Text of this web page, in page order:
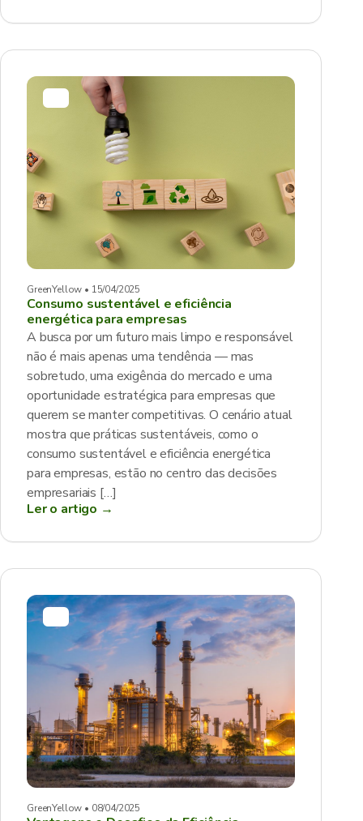
GreenYellow • 15/04/2025
Consumo sustentável e eficiência
energética para empresas
A busca por um futuro mais limpo e responsável
não é mais apenas uma tendência — mas
sobretudo, uma exigência do mercado e uma
oportunidade estratégica para empresas que
querem se manter competitivas. O cenário atual
mostra que práticas sustentáveis, como o
consumo sustentável e eficiência energética
para empresas, estão no centro das decisões
empresariais […]
Ler o artigo →
GreenYellow • 08/04/2025